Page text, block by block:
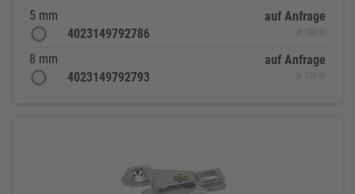
5 mm
4023149792786
auf Anfrage
je 100 St
8 mm
4023149792793
auf Anfrage
je 100 St